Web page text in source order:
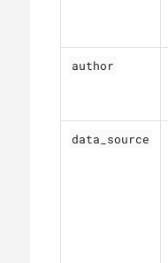
author
data_source